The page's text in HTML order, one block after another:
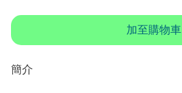
加至購物車
簡介